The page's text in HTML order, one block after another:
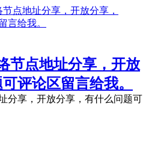
节点地址分享，开放
评论区留言给我。
分享，开放分享，有什么问题可